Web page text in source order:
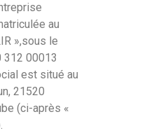
au
»,sous le
312 00013
est situé au
21520
(ci-après «